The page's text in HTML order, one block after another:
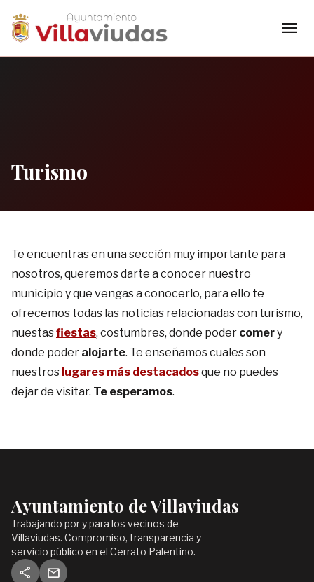
menu
Turismo
Te encuentras en una sección muy importante para
nosotros, queremos darte a conocer nuestro
municipio y que vengas a conocerlo, para ello te
ofrecemos todas las noticias relacionadas con turismo,
nuestasfiestas, costumbres, donde poder comery
donde poder alojarte. Te enseñamos cuales son
nuestros lugares más destacadosque no puedes
dejar de visitar. Te esperamos.
Ayuntamiento de Villaviudas
Trabajando por y para los vecinos de
Villaviudas. Compromiso, transparencia y
servicio público en el Cerrato Palentino.
share mail